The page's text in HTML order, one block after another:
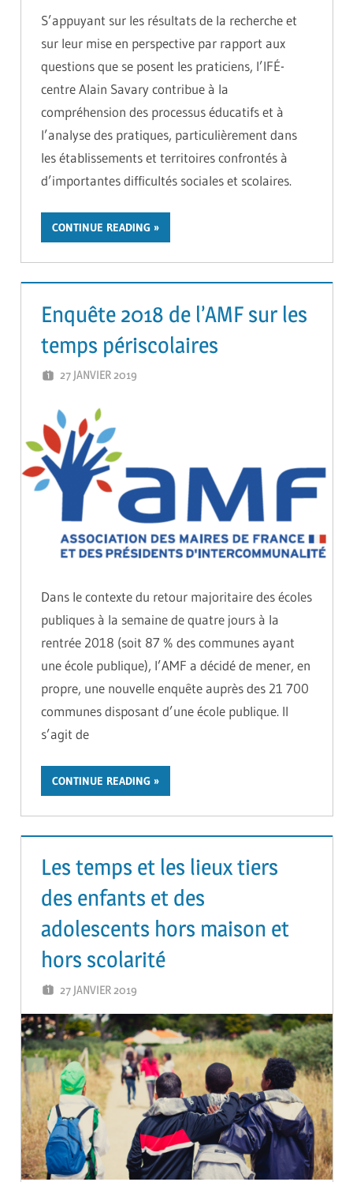
S’appuyant sur les résultats de la recherche et
sur leur mise en perspective par rapport aux
questions que se posent les praticiens, l’IFÉ-
centre Alain Savary contribue à la
compréhension des processus éducatifs et à
l’analyse des pratiques, particulièrement dans
les établissements et territoires confrontés à
d’importantes difficultés sociales et scolaires.
CONTINUE READING
Enquête 2018 de l’AMF sur les
temps périscolaires
27 JANVIER 2019
Dans le contexte du retour majoritaire des écoles
publiques à la semaine de quatre jours à la
rentrée 2018 (soit 87 % des communes ayant
une école publique), l’AMF a décidé de mener, en
propre, une nouvelle enquête auprès des 21 700
communes disposant d’une école publique. Il
s’agit de
CONTINUE READING
Les temps et les lieux tiers
des enfants et des
adolescents hors maison et
hors scolarité
27 JANVIER 2019